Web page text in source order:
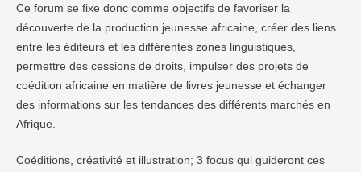
Ce forum se fixe donc comme objectifs de favoriser la
découverte de la production jeunesse africaine, créer des liens
entre les éditeurs et les différentes zones linguistiques,
permettre des cessions de droits, impulser des projets de
coédition africaine en matière de livres jeunesse et échanger
des informations sur les tendances des différents marchés en
Afrique.
Coéditions, créativité et illustration; 3 focus qui guideront ces